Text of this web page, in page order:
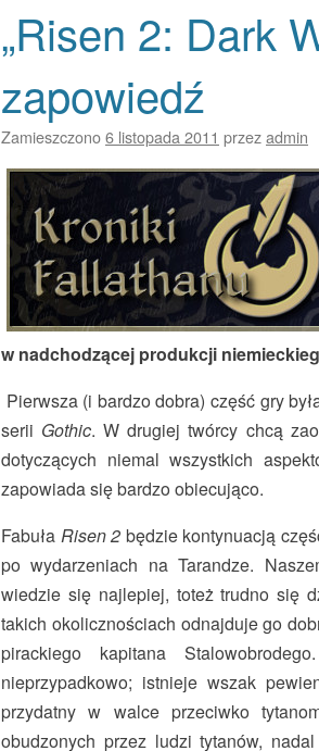
„Risen 2: Dark
zapowiedź
Zamieszczono6 listopada 2011 przezadmin
w nadchodzącej produkcji
Pierwsza (i bardzo dobra) część gry
serii Gothic. W drugiej twórcy chcą
dotyczących niemal wszystkich
zapowiada się bardzo obiecująco.
Fabuła Risen 2 będzie kontynuacją
po wydarzeniach na Tarandze.
wiedzie się najlepiej, toteż trudno się
takich okolicznościach odnajduje go
pirackiego kapitana
nieprzypadkowo; istnieje wszak
przydatny w walce przeciwko
obudzonych przez ludzi tytanów,